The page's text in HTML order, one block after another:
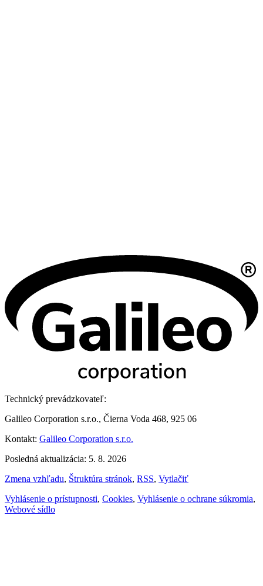
Technický prevádzkovateľ:
Galileo Corporation s.r.o., Čierna Voda 468, 925 06
Kontakt: Galileo Corporation s.r.o.
Posledná aktualizácia: 5. 8. 2026
Zmena vzhľadu, Štruktúra stránok, RSS, Vytlačiť
Vyhlásenie o prístupnosti, Cookies, Vyhlásenie o ochrane súkromia,
Webové sídlo